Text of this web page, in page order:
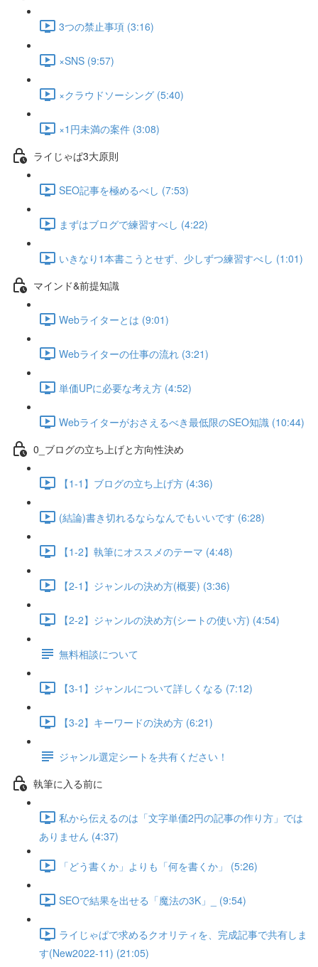
3つの禁止事項 (3:16)
×SNS (9:57)
×クラウドソーシング (5:40)
×1円未満の案件 (3:08)
ライじゃぱ3大原則
SEO記事を極めるべし (7:53)
まずはブログで練習すべし (4:22)
いきなり1本書こうとせず、少しずつ練習すべし (1:01)
マインド&前提知識
Webライターとは (9:01)
Webライターの仕事の流れ (3:21)
単価UPに必要な考え方 (4:52)
Webライターがおさえるべき最低限のSEO知識 (10:44)
0_ブログの立ち上げと方向性決め
【1-1】ブログの立ち上げ方 (4:36)
(結論)書き切れるならなんでもいいです (6:28)
【1-2】執筆にオススメのテーマ (4:48)
【2-1】ジャンルの決め方(概要) (3:36)
【2-2】ジャンルの決め方(シートの使い方) (4:54)
無料相談について
【3-1】ジャンルについて詳しくなる (7:12)
【3-2】キーワードの決め方 (6:21)
ジャンル選定シートを共有ください！
執筆に入る前に
私から伝えるのは「文字単価2円の記事の作り方」では
ありません (4:37)
「どう書くか」よりも「何を書くか」 (5:26)
SEOで結果を出せる「魔法の3K」_ (9:54)
ライじゃぱで求めるクオリティを、完成記事で共有しま
す(New2022-11) (21:05)